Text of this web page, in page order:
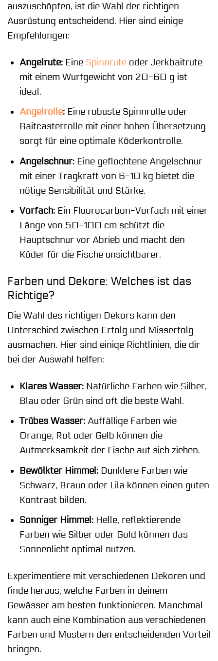
auszuschöpfen, ist die Wahl der richtigen
Ausrüstung entscheidend. Hier sind einige
Empfehlungen:
Angelrute:Eine Spinnruteoder Jerkbaitrute
mit einem Wurfgewicht von 20-60 g ist
ideal.
Angelrolle:Eine robuste Spinnrolle oder
Baitcasterrolle mit einer hohen Übersetzung
sorgt für eine optimale Köderkontrolle.
Angelschnur:Eine geflochtene Angelschnur
mit einer Tragkraft von 6-10 kg bietet die
nötige Sensibilität und Stärke.
Vorfach:Ein Fluorocarbon-Vorfach mit einer
Länge von 50-100 cm schützt die
Hauptschnur vor Abrieb und macht den
Köder für die Fische unsichtbarer.
Farben und Dekore: Welches ist das
Richtige?
Die Wahl des richtigen Dekors kann den
Unterschied zwischen Erfolg und Misserfolg
ausmachen. Hier sind einige Richtlinien, die dir
bei der Auswahl helfen:
Klares Wasser:Natürliche Farben wie Silber,
Blau oder Grün sind oft die beste Wahl.
Trübes Wasser:Auffällige Farben wie
Orange, Rot oder Gelb können die
Aufmerksamkeit der Fische auf sich ziehen.
Bewölkter Himmel:Dunklere Farben wie
Schwarz, Braun oder Lila können einen guten
Kontrast bilden.
Sonniger Himmel:Helle, reflektierende
Farben wie Silber oder Gold können das
Sonnenlicht optimal nutzen.
Experimentiere mit verschiedenen Dekoren und
finde heraus, welche Farben in deinem
Gewässer am besten funktionieren. Manchmal
kann auch eine Kombination aus verschiedenen
Farben und Mustern den entscheidenden Vorteil
bringen.